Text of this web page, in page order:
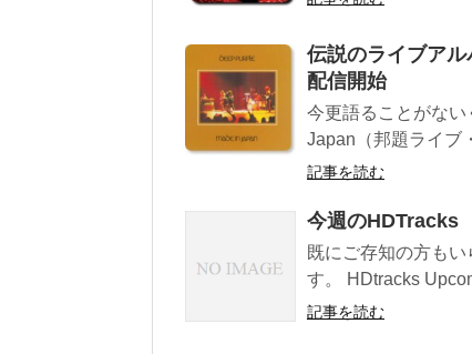
伝説のライブア
配信開始
今更語ることがな
Japan（邦題ライブ
記事を読む
今週のHDTracks
既にご存知の方も
す。 HDtracks
記事を読む